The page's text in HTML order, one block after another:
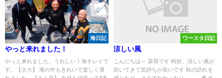
海日記
やっと来れました！
やっと来れました。うれしい！海キレイで
す。【タカ】 海の中もきれいで楽しく潜
ワースタ日記
涼しい風
こんにちは～ 茉尋です 時折、涼しい風が
吹いてきて気持ちが良いです 秋の訪れを